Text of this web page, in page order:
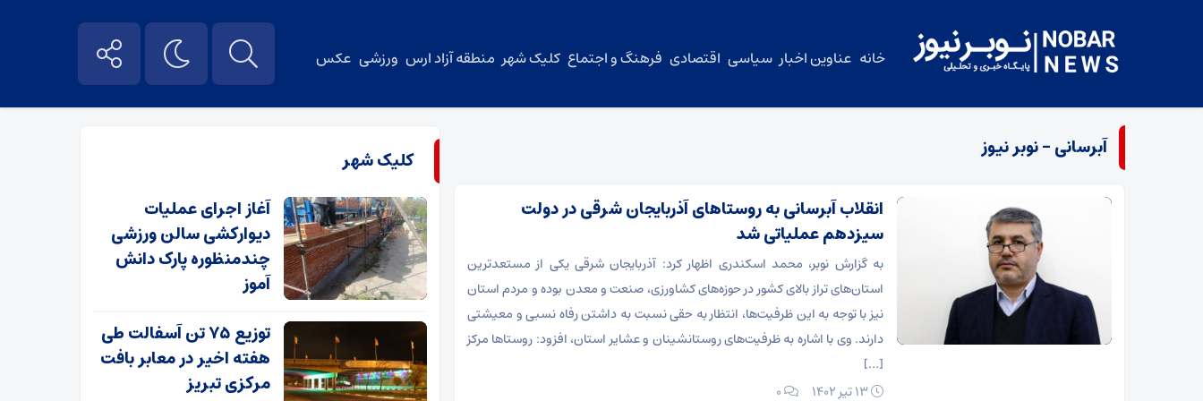
خانه عناوین اخبار سیاسی اقتصادی فرهنگ و اجتماع کلیک شهر منطقه آزاد ارس ورزشی عکس
آبرسانی – نوبر نیوز
انقلاب آبرسانی به روستاهای آذربایجان شرقی در دولت
سیزدهم عملیاتی شد
به گزارش نوبر، محمد اسکندری اظهار کرد: آذربایجان شرقی یکی از مستعدترین
استان‌های تراز بالای کشور در حوزه‌های کشاورزی، صنعت و معدن بوده و مردم استان
نیز با توجه به این ظرفیت‌ها، انتظار به حقی نسبت به داشتن رفاه نسبی و معیشتی
دارند. وی با اشاره به ظرفیت‌های روستانشینان و عشایر استان، افزود: روستاها مرکز
[…]
۰
کلیک شهر
آغاز اجرای عملیات
دیوارکشی سالن ورزشی
چندمنظوره پارک دانش
آموز
توزیع ۷۵ تن آسفالت طی
هفته اخیر در معابر بافت
مرکزی تبریز